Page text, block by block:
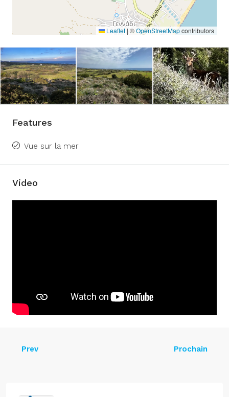
Leaflet | ©OpenStreetMapcontributors
Features
Vue sur la mer
Video
Prev Prochain